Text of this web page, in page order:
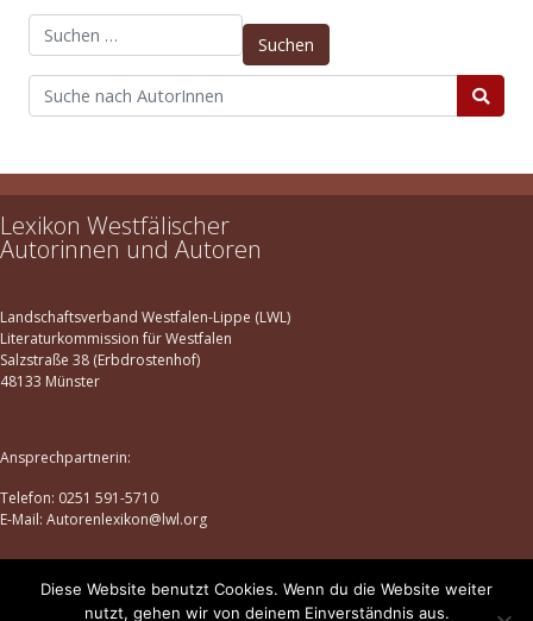
Suchen nach:
Lexikon Westfälischer
Autorinnen und Autoren
Landschaftsverband Westfalen-Lippe (LWL)
Literaturkommission für Westfalen
Salzstraße 38 (Erbdrostenhof)
48133 Münster
Ansprechpartnerin:
Telefon: 0251 591-5710
E-Mail: Autorenlexikon@lwl.org
Datenschutz |Impressum
Diese Website benutzt Cookies. Wenn du die Website weiter
nutzt, gehen wir von deinem Einverständnis aus.